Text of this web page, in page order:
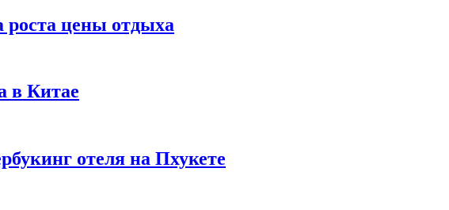
роста цены отдыха
в Китае
отеля на Пхукете